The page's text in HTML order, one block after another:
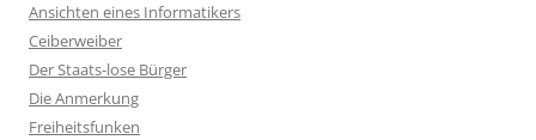
Ansichten eines Informatikers
Ceiberweiber
Der Staats-lose Bürger
Die Anmerkung
Freiheitsfunken